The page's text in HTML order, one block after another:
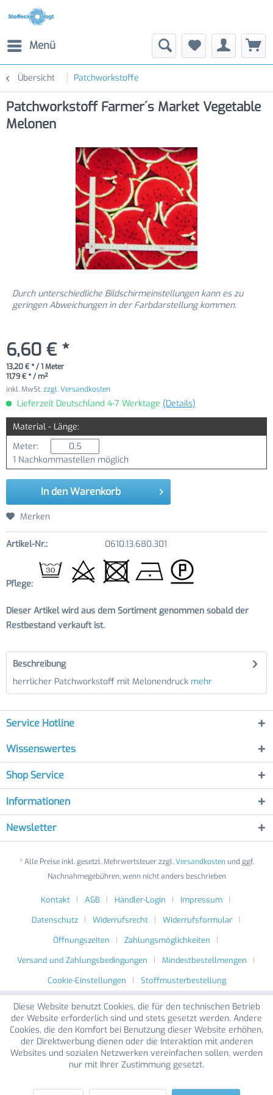
Menü
Übersicht Patchworkstoffe
Patchworkstoff Farmer´s Market Vegetable
Melonen
Durch unterschiedliche Bildschirmeinstellungen kann es zu
geringen Abweichungen in der Farbdarstellung kommen.
6,60 € *
13,20 € * / 1 Meter
11,79 € * / m²
inkl. MwSt.zzgl. Versandkosten
Lieferzeit Deutschland 4-7 Werktage (Details)
Material - Länge:
Meter:
1 Nachkommastellen möglich
In den Warenkorb
Merken
Artikel-Nr.: 0610.13.680.301
Pflege:
Dieser Artikel wird aus dem Sortiment genommen sobald der
Restbestand verkauft ist.
Beschreibung
herrlicher Patchworkstoff mit Melonendruck mehr
Service Hotline
Wissenswertes
Shop Service
Informationen
Newsletter
* Alle Preise inkl. gesetzl. Mehrwertsteuer zzgl.Versandkostenund ggf.
Nachnahmegebühren, wenn nicht anders beschrieben
Kontakt AGB Händler-Login
Impressum
Datenschutz
Widerrufsrecht
Widerrufsformular
Öffnungszeiten
Zahlungsmöglichkeiten
Versand und Zahlungsbedingungen
Mindestbestellmengen
Cookie-Einstellungen
Stoffmusterbestellung
Diese Website benutzt Cookies, die für den technischen Betrieb
der Website erforderlich sind und stets gesetzt werden. Andere
Cookies, die den Komfort bei Benutzung dieser Website erhöhen,
der Direktwerbung dienen oder die Interaktion mit anderen
Websites und sozialen Netzwerken vereinfachen sollen, werden
nur mit Ihrer Zustimmung gesetzt.